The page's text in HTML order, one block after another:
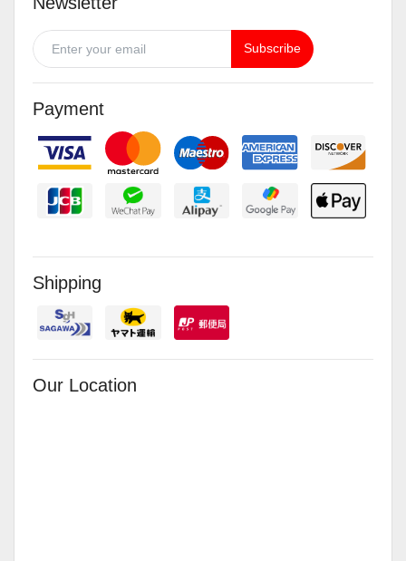
Subscribe
Payment
Shipping
Our Location